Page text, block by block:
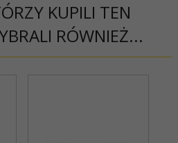
KUPILI TEN
RÓWNIEŻ...